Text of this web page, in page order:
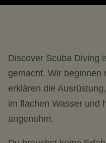
Discover Scuba Diving
gemacht. Wir beginnen
erklären die
im flachen Wasser und
angenehm.